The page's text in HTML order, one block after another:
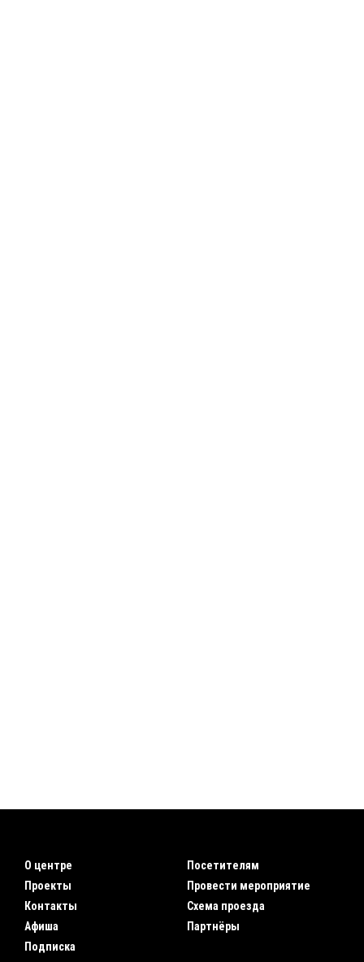
О центре
Проекты
Контакты
Афиша
Подписка
Посетителям
Провести мероприятие
Схема проезда
Партнёры